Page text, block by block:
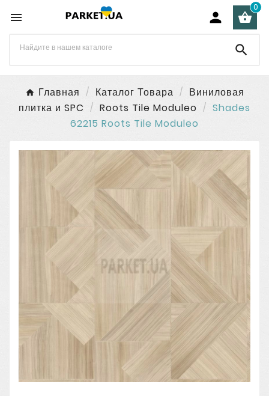
  
0

Главная Каталог Товара
Виниловая
плитка и SPC
Roots Tile Moduleo
Shades
62215 Roots Tile Moduleo